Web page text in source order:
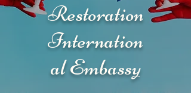
Restoration
Internation
al Embassy